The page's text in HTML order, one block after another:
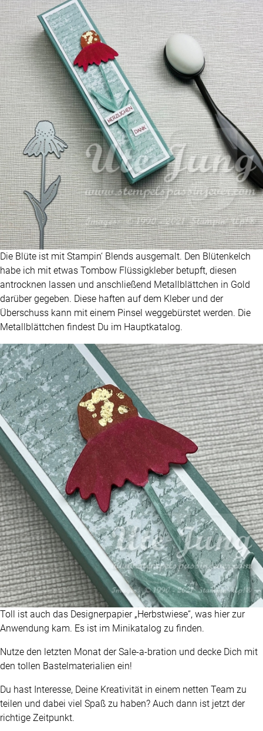
Die Blüte ist mit Stampin‘ Blends ausgemalt. Den Blütenkelch
habe ich mit etwas Tombow Flüssigkleber betupft, diesen
antrocknen lassen und anschließend Metallblättchen in Gold
darüber gegeben. Diese haften auf dem Kleber und der
Überschuss kann mit einem Pinsel weggebürstet werden. Die
Metallblättchen findest Du im Hauptkatalog.
Toll ist auch das Designerpapier „Herbstwiese“, was hier zur
Anwendung kam. Es ist im Minikatalog zu finden.
Nutze den letzten Monat der Sale-a-bration und decke Dich mit
den tollen Bastelmaterialien ein!
Du hast Interesse, Deine Kreativität in einem netten Team zu
teilen und dabei viel Spaß zu haben? Auch dann ist jetzt der
richtige Zeitpunkt.